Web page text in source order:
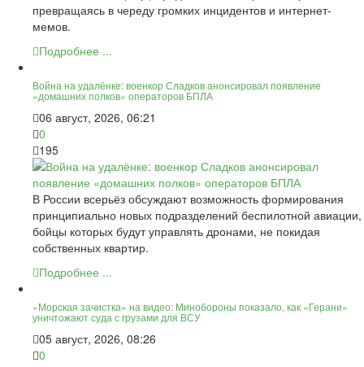
превращаясь в череду громких инцидентов и интернет-
мемов.
Подробнее ...
Война на удалёнке: военкор Сладков анонсировал появление
«домашних полков» операторов БПЛА
06 август, 2026, 06:21
0
195
В России всерьёз обсуждают возможность формирования
принципиально новых подразделений беспилотной авиации,
бойцы которых будут управлять дронами, не покидая
собственных квартир.
Подробнее ...
«Морская зачистка» на видео: Минобороны показало, как «Герани»
уничтожают суда с грузами для ВСУ
05 август, 2026, 08:26
0